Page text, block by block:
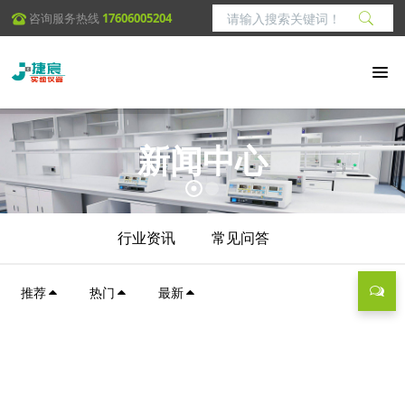
咨询服务热线 17606005204
新闻中心
行业资讯 常见问答
推荐 热门 最新